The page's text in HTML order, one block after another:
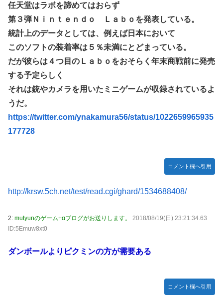
【ウマ娘】ジェンティル「そろそろ狩るわ...♥」
【エ●漫画】乱交物のエ●漫画←これｗｗｗ
【競馬】あの武ルメ痛バッグのファンさん、二人とツーショ
ット！
【学マス】AIライザに対抗して学マスもAIアイドルを出そう
昭和戦隊のロボデザイン、配信で追って見ると…
【デレマス】 仮面ライダーバロンＰ第２話「蒼翼の乙女」
タトゥー彫り師さん「刺青入れてる奴は全員バカです」→30
万再生ｗｗｗｗｗｗ
本屋に現れた異臭＆浮浪者風の男、ペタンコのボストンバッ
グをパンパンにして無会計で退店！Gメンに確保され「なん
【画像】 キャミイの18万円の最新フィギュア、ガチで作り
私の彼に裏表がなさすぎる 第3話
やる夫のダンジョン運営記183-雑談所ネタ118 懺悔小ネタ
任天堂はラボを諦めてはおらず
第３弾Ｎｉｎｔｅｎｄｏ Ｌａｂｏを発表している。
統計上のデータとしては、例えば日本において
このソフトの装着率は５％未満にとどまっている。
だが彼らは４つ目のＬａｂｏをおそらく年末商戦前に発売
する予定らしく
それは銃やカメラを用いたミニゲームが収録されているよ
うだ。
https://twitter.com/ynakamura56/status/1022659965935
177728
コメント欄へ引用
http://krsw.5ch.net/test/read.cgi/ghard/1534688408/
2: mutyunのゲーム+αブログがお送りします。
2018/08/19(日) 23:21:34.63
ID:5Emuw8xt0
ダンボールよりピクミンの方が需要ある
コメント欄へ引用